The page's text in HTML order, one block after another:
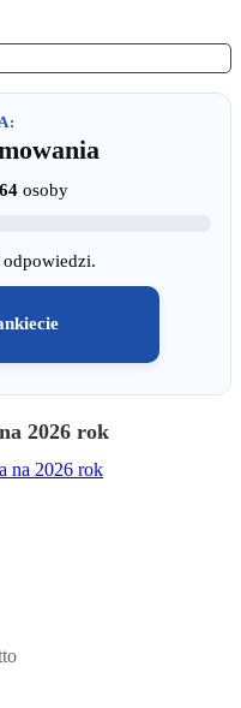
osoby
odpowiedzi.
2026 rok